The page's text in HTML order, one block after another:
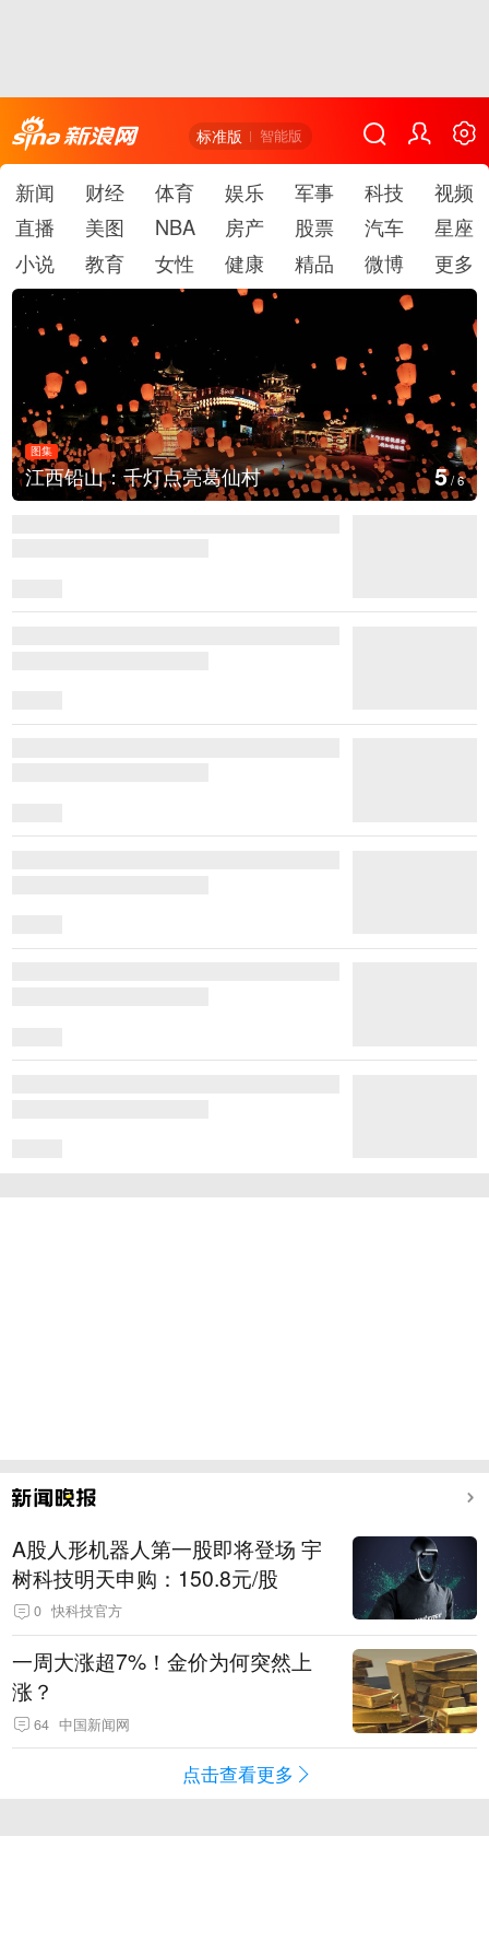
标准版 智能版
新闻 财经 体育 娱乐 军事 科技
视频
直播
美图 NBA 房产 股票 汽车
星座
小说
教育 女性 健康 精品 微博 更多
图集
江西铅山：千灯点亮葛仙村 5/6
A股人形机器人第一股即将登场 宇
树科技明天申购：150.8元/股
0 快科技官方
一周大涨超7%！金价为何突然上
涨？
64 中国新闻网
点击查看更多